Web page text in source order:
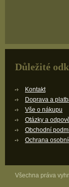
Důležité
Kontakt
Doprava a
Vše o nákupu
Otázky a
Obchodní
Ochrana
Všechna práva